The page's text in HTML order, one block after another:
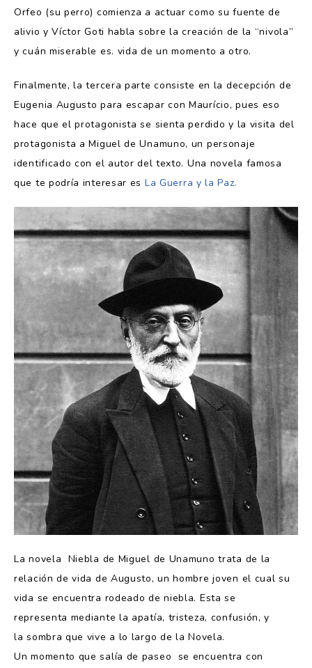
Orfeo (su perro) comienza a actuar como su fuente de
alivio y Víctor Goti habla sobre la creación de la “nivola”
y cuán miserable es. vida de un momento a otro.
Finalmente, la tercera parte consiste en la decepción de
Eugenia Augusto para escapar con Maurício, pues eso
hace que el protagonista se sienta perdido y la visita del
protagonista a Miguel de Unamuno, un personaje
identificado con el autor del texto. Una novela famosa
que te podría interesar es La Guerra y la Paz.
La novela Niebla de Miguel de Unamuno trata de la
relación de vida de Augusto, un hombre joven el cual su
vida se encuentra rodeado de niebla. Esta se
representa mediante la apatía, tristeza, confusión, y
la sombra que vive a lo largo de la Novela.
Un momento que salía de paseo se encuentra con